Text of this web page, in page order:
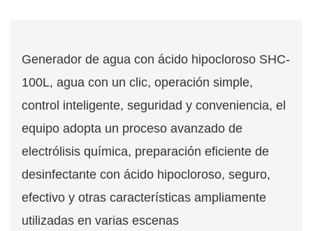
Generador de agua con ácido hipocloroso SHC-
100L, agua con un clic, operación simple,
control inteligente, seguridad y conveniencia, el
equipo adopta un proceso avanzado de
electrólisis química, preparación eficiente de
desinfectante con ácido hipocloroso, seguro,
efectivo y otras características ampliamente
utilizadas en varias escenas